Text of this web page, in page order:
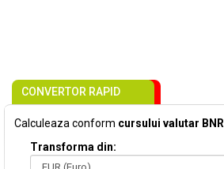
CONVERTOR RAPID
Calculeaza conform cursului valutar BNR
Transforma din: